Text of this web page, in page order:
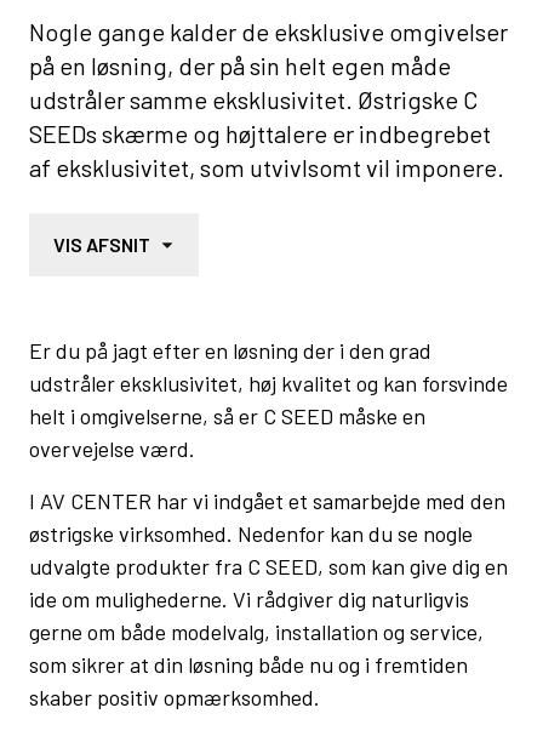
Nogle gange kalder de eksklusive omgivelser
på en løsning, der på sin helt egen måde
udstråler samme eksklusivitet. Østrigske C
SEEDs skærme og højttalere er indbegrebet
af eksklusivitet, som utvivlsomt vil imponere.
VIS AFSNIT
Er du på jagt efter en løsning der i den grad
udstråler eksklusivitet, høj kvalitet og kan forsvinde
helt i omgivelserne, så er C SEED måske en
overvejelse værd.
I AV CENTER har vi indgået et samarbejde med den
østrigske virksomhed. Nedenfor kan du se nogle
udvalgte produkter fra C SEED, som kan give dig en
ide om mulighederne. Vi rådgiver dig naturligvis
gerne om både modelvalg, installation og service,
som sikrer at din løsning både nu og i fremtiden
skaber positiv opmærksomhed.